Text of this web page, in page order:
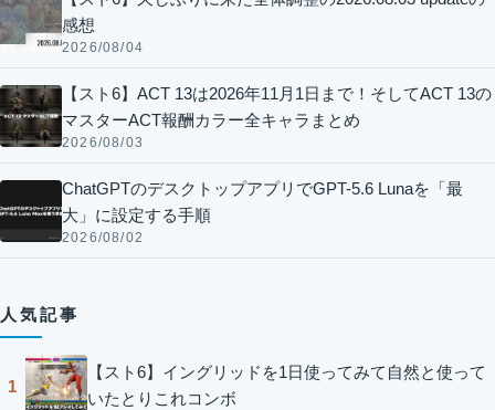
感想
2026/08/04
【スト6】ACT 13は2026年11月1日まで！そしてACT 13の
マスターACT報酬カラー全キャラまとめ
2026/08/03
ChatGPTのデスクトップアプリでGPT-5.6 Lunaを「最
大」に設定する手順
2026/08/02
人気記事
1
【スト6】イングリッドを1日使ってみて自然と使って
いたとりこれコンボ